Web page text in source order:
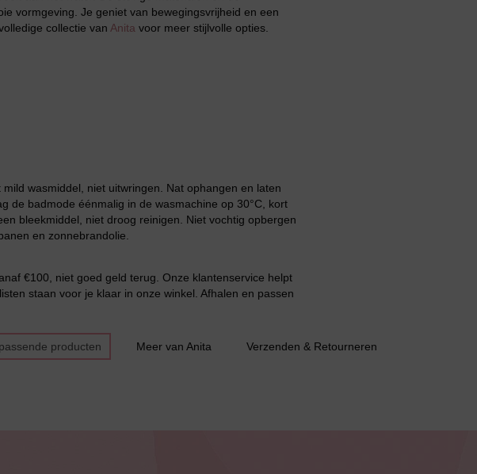
vormgeving. Je geniet van bewegingsvrijheid en een
collectie van Anita voor meer stijlvolle opties.
wasmiddel, niet uitwringen. Nat ophangen en laten
de badmode éénmalig in de wasmachine op 30°C, kort
bleekmiddel, niet droog reinigen. Niet vochtig opbergen
en zonnebrandolie.
€100, niet goed geld terug. Onze klantenservice helpt
staan voor je klaar in onze winkel. Afhalen en passen
producten Meer van Anita Verzenden & Retourneren
Bestsellers